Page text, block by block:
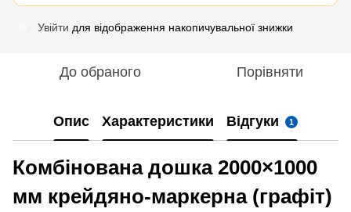
Увійти для відображення накопичувальної знижки
До обраного Порівняти
Опис Характеристики Відгуки 1
Комбінована дошка 2000×1000
мм крейдяно-маркерна (графіт)